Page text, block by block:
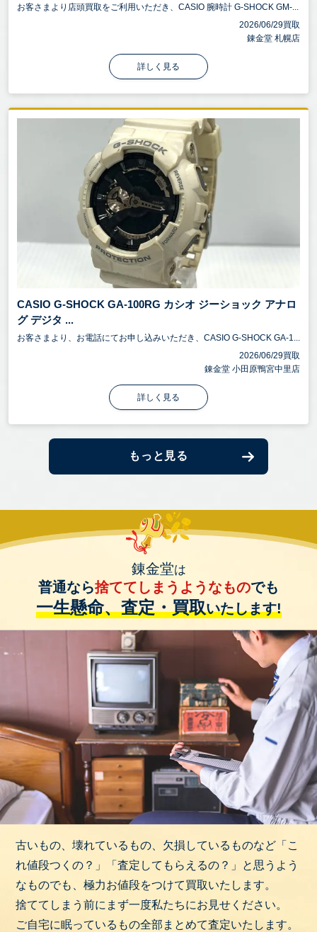
お客さまより店頭買取をご利用いただき、CASIO 腕時計 G-SHOCK GM-...
2026/06/29買取
錬金堂 札幌店
詳しく見る
CASIO G-SHOCK GA-100RG カシオ ジーショック アナロ
グ デジタ ...
お客さまより、お電話にてお申し込みいただき、CASIO G-SHOCK GA-1...
2026/06/29買取
錬金堂 小田原鴨宮中里店
詳しく見る
もっと見る
錬金堂は
普通なら捨ててしまうようなものでも
一生懸命、査定・買取いたします!
古いもの、壊れているもの、欠損しているものなど「こ
れ値段つくの？」「査定してもらえるの？」と思うよう
なものでも、極力お値段をつけて買取いたします。
捨ててしまう前にまず一度私たちにお見せください。
ご自宅に眠っているもの全部まとめて査定いたします。